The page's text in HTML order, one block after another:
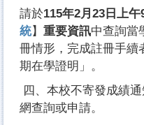
請於115年2月23日上午
統】重要資訊中查詢當
冊情形，完成註冊手續
期在學證明」。
四、本校不寄發成績
網查詢或申請。